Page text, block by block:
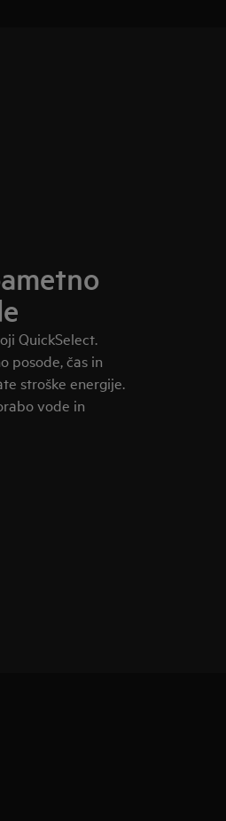
QuickSelect.
posode, čas in
stroške energije.
vode in